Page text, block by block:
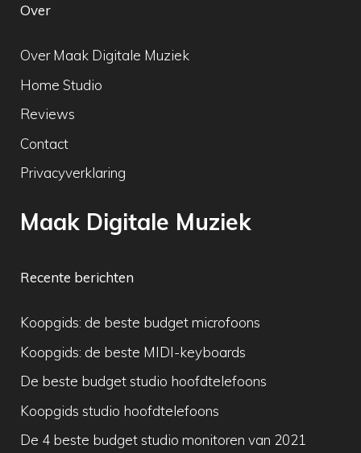
Over
Over Maak Digitale Muziek
Home Studio
Reviews
Contact
Privacyverklaring
Maak Digitale Muziek
Recente berichten
Koopgids: de beste budget microfoons
Koopgids: de beste MIDI-keyboards
De beste budget studio hoofdtelefoons
Koopgids studio hoofdtelefoons
De 4 beste budget studio monitoren van 2021